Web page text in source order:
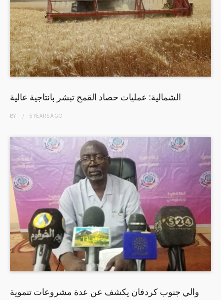
الشمالية: عمليات حصاد القمح تبشر بانتاجية عالية
BY 5 YEARSAGO
والي جنوب كردفان يكشف عن عدة مشروعات تنموية